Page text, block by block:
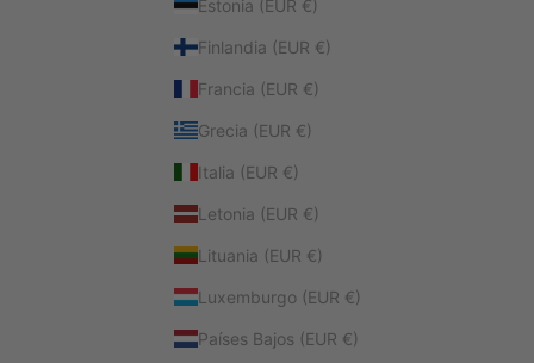
Estonia (EUR €)
Finlandia (EUR €)
Francia (EUR €)
Grecia (EUR €)
Italia (EUR €)
Letonia (EUR €)
Lituania (EUR €)
Luxemburgo (EUR €)
Países Bajos (EUR €)